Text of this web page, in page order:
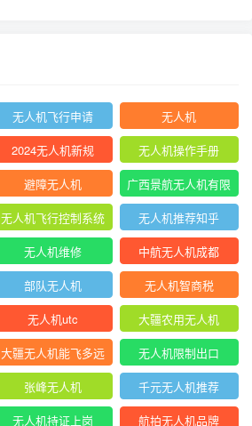
无人机飞行申请
无人机
2024无人机新规
无人机操作手册
避障无人机
广西景航无人机有限
公司官网首页
无人机飞行控制系统
中的pid控制器
无人机推荐知乎
无人机维修
中航无人机成都
部队无人机
无人机智商税
无人机utc
大疆农用无人机
大疆无人机能飞多远
无人机限制出口
张峰无人机
千元无人机推荐
无人机持证上岗 航拍无人机品牌